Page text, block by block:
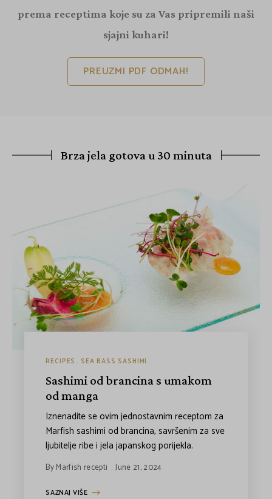
prema receptima koje su za Vas pripremili naši
sjajni kuhari!
PREUZMI PDF ODMAH!
Brza jela gotova u 30 minuta
RECIPES SEA BASS SASHIMI
Sashimi od brancina s umakom
od manga
Iznenadite se ovim jednostavnim receptom za
Marfish sashimi od brancina, savršenim za sve
ljubitelje ribe i jela japanskog porijekla.
ByMarfish recepti June 21, 2024
SAZNAJ VIŠE